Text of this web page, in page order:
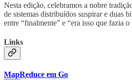
Nesta edição, celebramos a nobre
de sistemas distribuídos suspirar e duas
entre “finalmente” e “era isso que fazia o
Links
MapReduce em Go